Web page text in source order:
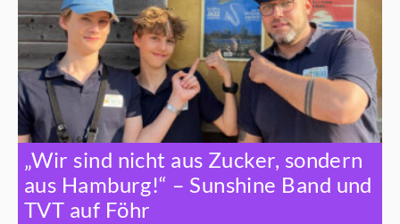
„Wir sind nicht aus Zucker, sondern
aus Hamburg!“ – Sunshine Band und
TVT auf Föhr